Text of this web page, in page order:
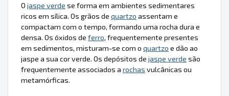
O jaspe verde se forma em ambientes sedimentares
ricos em sílica. Os grãos de quartzo assentam e
compactam com o tempo, formando uma rocha dura e
densa. Os óxidos de ferro, frequentemente presentes
em sedimentos, misturam-se com o quartzo e dão ao
jaspe a sua cor verde. Os depósitos de jaspe verde são
frequentemente associados a rochas vulcânicas ou
metamórficas.